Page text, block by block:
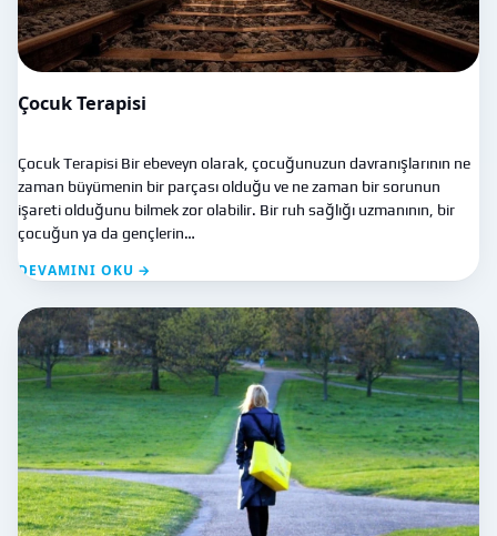
Çocuk Terapisi
Çocuk Terapisi Bir ebeveyn olarak, çocuğunuzun davranışlarının ne
zaman büyümenin bir parçası olduğu ve ne zaman bir sorunun
işareti olduğunu bilmek zor olabilir. Bir ruh sağlığı uzmanının, bir
çocuğun ya da gençlerin…
DEVAMINI OKU →